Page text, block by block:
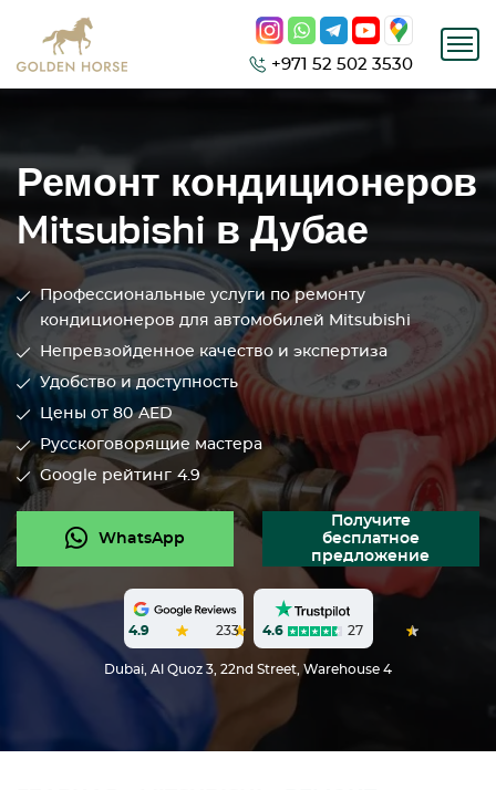
+971 52 502 3530
Ремонт кондиционеров
Mitsubishi в Дубае
Профессиональные услуги по ремонту
кондиционеров для автомобилей Mitsubishi
Непревзойденное качество и экспертиза
Удобство и доступность
Цены от 80 AED
Русскоговорящие мастера
Google рейтинг 4.9
WhatsApp
Получите
бесплатное
предложение
4.9 233 4.6 27
Dubai, Al Quoz 3, 22nd Street, Warehouse 4